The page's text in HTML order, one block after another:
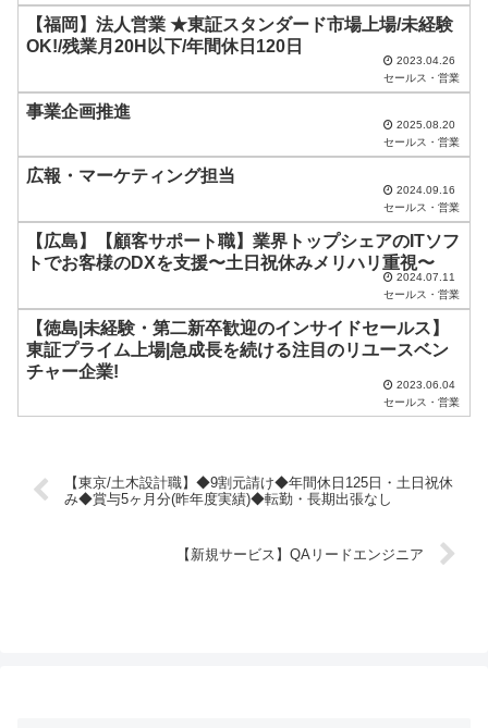
ま
ま
に
て
さ
【福岡】法人営業 ★東証スタンダード市場上場/未経験
OK!/残業月20H以下/年間休日120日
2023.04.26
セールス・営業
事業企画推進
2025.08.20
セールス・営業
広報・マーケティング担当
2024.09.16
セールス・営業
【広島】【顧客サポート職】業界トップシェアのITソフ
トでお客様のDXを支援〜土日祝休みメリハリ重視〜
2024.07.11
セールス・営業
【徳島|未経験・第二新卒歓迎のインサイドセールス】
東証プライム上場|急成長を続ける注目のリユースベン
チャー企業!
2023.06.04
セールス・営業
【東京/土木設計職】◆9割元請け◆年間休日125日・土日祝休
み◆賞与5ヶ月分(昨年度実績)◆転勤・長期出張なし
【新規サービス】QAリードエンジニア